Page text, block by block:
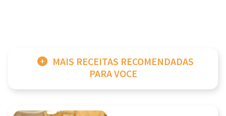
MAIS RECEITAS RECOMENDADAS
PARA VOCE